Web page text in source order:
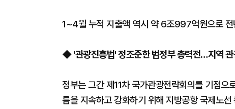
1~4월 누적 지출액 역시 약 6조997억원으로
◆ '관광진흥법' 정조준한 범정부 총력전…지역 관
정부는 그간 제11차 국가관광전략회의를 기점
름을 지속하고 강화하기 위해 지방공항 국제노